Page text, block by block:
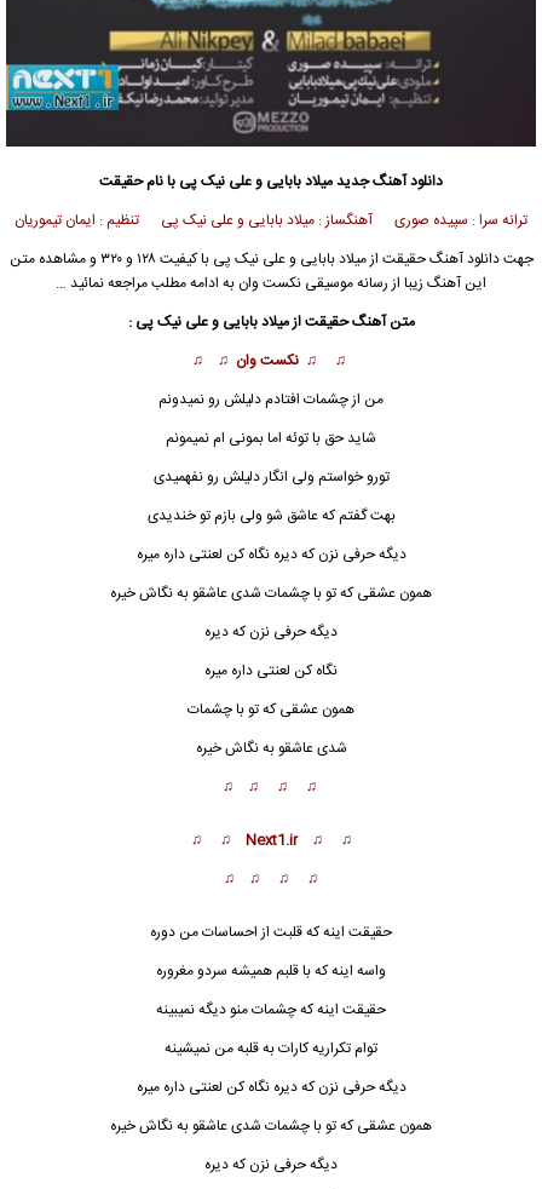
دانلود آهنگ جدیدمیلاد بابایی و علی نیک پی با نام حقیقت
ترانه سرا : سپیده صوری آهنگساز : میلاد بابایی و علی نیک پی تنظیم : ایمان تیموریان
جهت دانلود آهنگ حقیقت ازمیلاد بابایی وعلی نیک پی
با کیفیت ۱۲۸ و ۳۲۰ و مشاهده متن
این آهنگ زیبا از رسانه موسیقی نکست وان به ادامه مطلب مراجعه نمائید …
متن آهنگ حقیقت از میلاد بابایی و علی نیک پی :
♫ ♫ نکست وان ♫ ♫
من از چشمات افتادم دلیلش رو نمیدونم
شاید حق با توئه اما بمونی ام نمیمونم
تورو خواستم ولی انگار دلیلش رو نفهمیدی
بهت گفتم که عاشق شو ولی بازم تو خندیدی
دیگه حرفی نزن که دیره نگاه کن لعنتی داره میره
همون عشقی که تو با چشمات شدی عاشقو به نگاش خیره
دیگه حرفی نزن که دیره
نگاه کن لعنتی داره میره
همون عشقی که تو با چشمات
شدی عاشقو به نگاش خیره
♫ ♫ ♫ ♫
♫ ♫ Next1.ir ♫ ♫
♫ ♫ ♫ ♫
حقیقت اینه که قلبت از احساسات من دوره
واسه اینه که با قلبم همیشه سردو مغروره
حقیقت اینه که چشمات منو دیگه نمیبینه
توام تکراریه کارات به قلبه من نمیشینه
دیگه حرفی نزن که دیره نگاه کن لعنتی داره میره
همون عشقی که تو با چشمات شدی عاشقو به نگاش خیره
دیگه حرفی نزن که دیره